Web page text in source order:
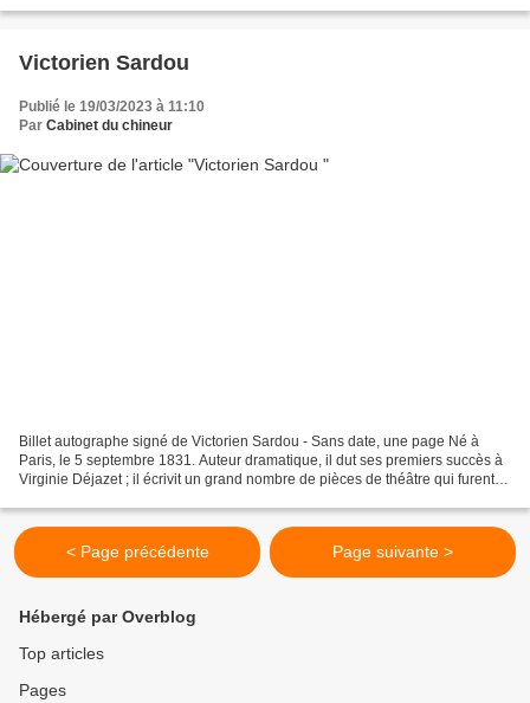
Victorien Sardou
Publié le 19/03/2023 à 11:10
Par Cabinet du chineur
Billet autographe signé de Victorien Sardou - Sans date, une page Né à
Paris, le 5 septembre 1831. Auteur dramatique, il dut ses premiers succès à
Virginie Déjazet ; il écrivit un grand nombre de pièces de théâtre qui furent
< Page précédente Page suivante >
Hébergé par Overblog
Top articles
Pages